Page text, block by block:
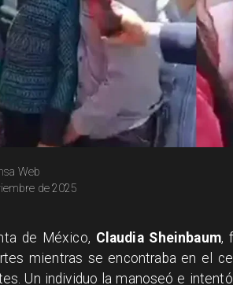
Web
de 2025
de México, Claudia Sheinbaum,
mientras se encontraba en el
Un individuo la manoseó e